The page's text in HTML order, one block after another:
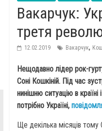
Вакарчук:
третя
12.02.2019 Вакарчук,
Нещодавно лідер рок-
Соні Кошкіній. Під час
нинішню ситуацію в
потрібно Україні,
Ще декілька місяців тому